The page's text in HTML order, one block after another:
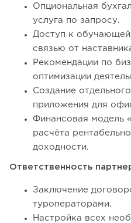
Опциональная
услуга по запросу.
Доступ к
связью от
Рекомендации по
оптимизации
Создание
приложения для
Финансовая модель
расчёта
доходности.
Ответственность
Заключение
туроператорами.
Настройка всех